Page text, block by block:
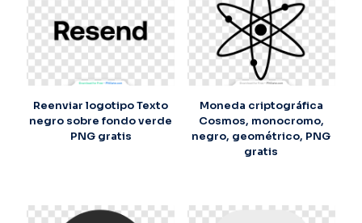
Reenviar logotipo Texto
negro sobre fondo verde
PNG gratis
Moneda criptográfica
Cosmos, monocromo,
negro, geométrico, PNG
gratis